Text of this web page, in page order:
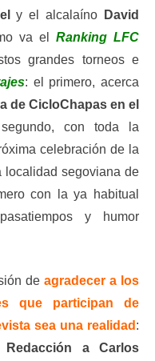
y el alcalaíno
David
va el Ranking LFC
grandes torneos e
: el primero, acerca
de CicloChapas en el
con toda la
celebración de la
localidad segoviana de
con la ya habitual
y humor
deagradecer a los
que participan de
sea una realidad :
a Carlos